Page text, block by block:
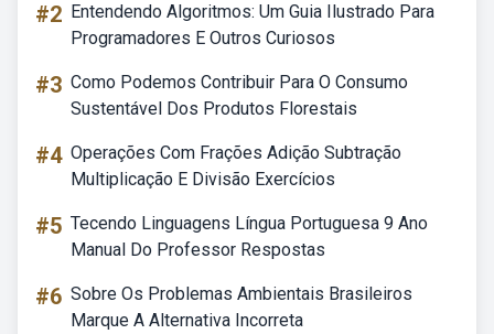
#2 Entendendo Algoritmos: Um Guia Ilustrado Para
Programadores E Outros Curiosos
#3 Como Podemos Contribuir Para O Consumo
Sustentável Dos Produtos Florestais
#4 Operações Com Frações Adição Subtração
Multiplicação E Divisão Exercícios
#5 Tecendo Linguagens Língua Portuguesa 9 Ano
Manual Do Professor Respostas
#6 Sobre Os Problemas Ambientais Brasileiros
Marque A Alternativa Incorreta